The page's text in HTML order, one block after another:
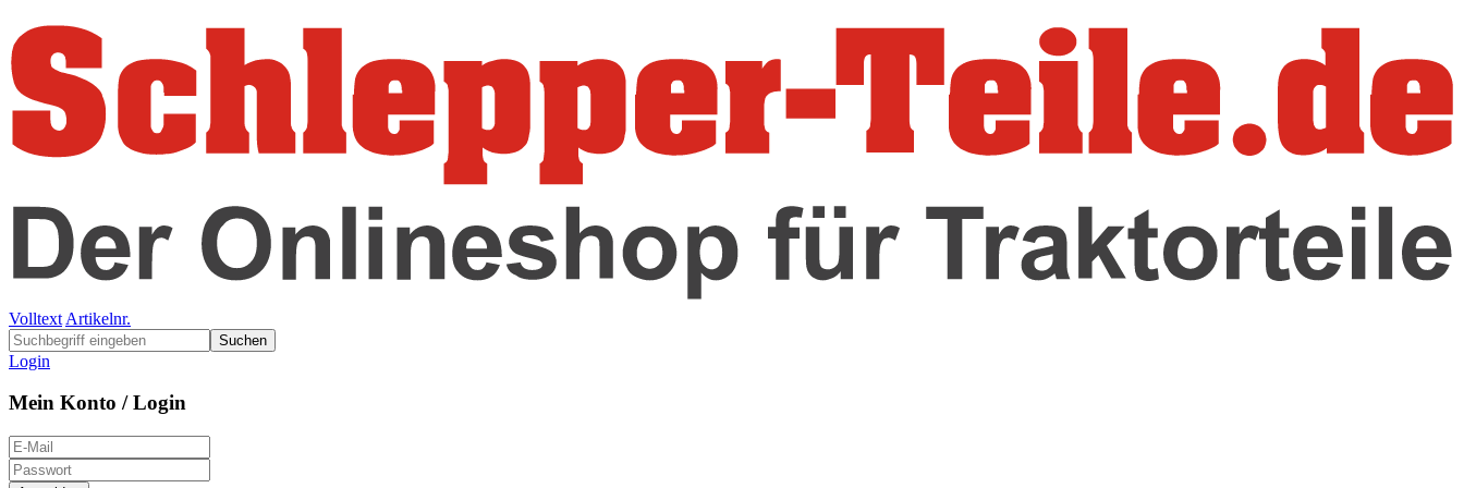
Volltext Artikelnr.
Suchen
Login
Mein Konto / Login